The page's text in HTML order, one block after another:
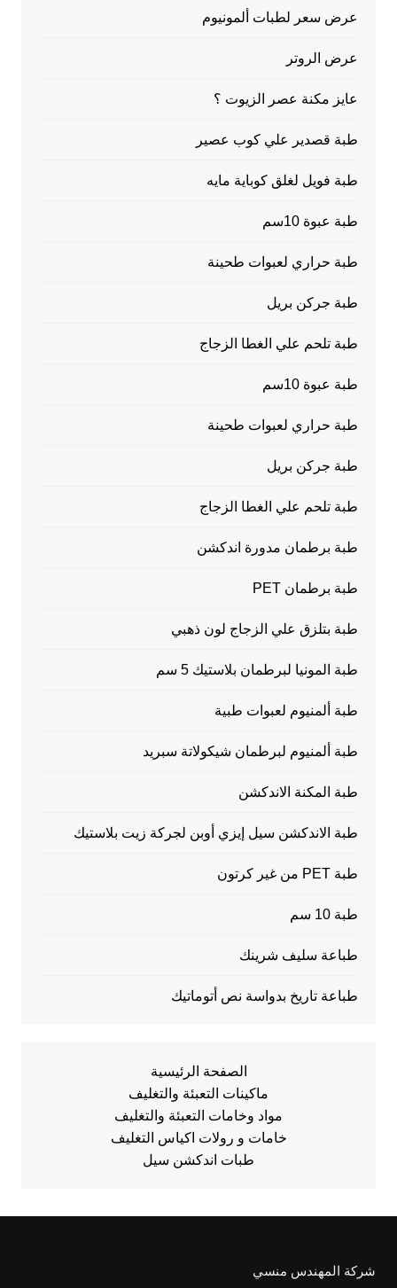
عرض سعر لطبات ألمونيوم
عرض الروتر
عايز مكنة عصر الزيوت ؟
طبة قصدير علي كوب عصير
طبة فويل لغلق كوباية مايه
طبة عبوة 10سم
طبة حراري لعبوات طحينة
طبة جركن بريل
طبة تلحم علي الغطا الزجاج
طبة عبوة 10سم
طبة حراري لعبوات طحينة
طبة جركن بريل
طبة تلحم علي الغطا الزجاج
طبة برطمان مدورة اندكشن
طبة برطمان PET
طبة بتلزق علي الزجاج لون ذهبي
طبة المونيا لبرطمان بلاستيك 5 سم
طبة ألمنيوم لعبوات طبية
طبة ألمنيوم لبرطمان شيكولاتة سبريد
طبة المكنة الاندكشن
طبة الاندكشن سيل إيزي أوبن لجركة زيت بلاستيك
طبة PET من غير كرتون
طبة 10 سم
طباعة سليف شرينك
طباعة تاريخ بدواسة نص أتوماتيك
الصفحة الرئيسية
ماكينات التعبئة والتغليف
مواد وخامات التعبئة والتغليف
خامات و رولات اكياس التغليف
طبات اندكشن سيل
شركة المهندس منسي